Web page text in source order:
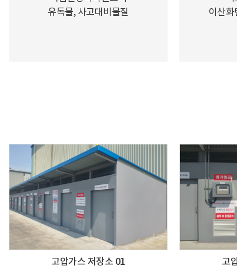
유독물, 사고대비물질
이산화
고압가스 저장소 01 고